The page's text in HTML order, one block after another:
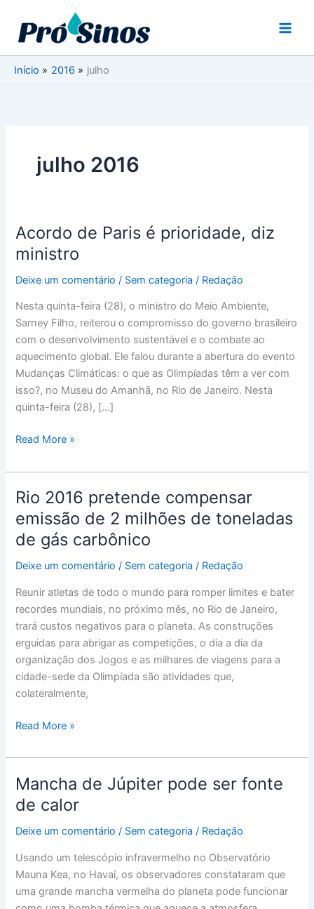
conteúdo
Início
2016 julho
julho 2016
Acordo de Paris é prioridade, diz
ministro
Deixe um comentário / Sem categoria / Redação
Nesta quinta-feira (28), o ministro do Meio Ambiente,
Sarney Filho, reiterou o compromisso do governo brasileiro
com o desenvolvimento sustentável e o combate ao
aquecimento global. Ele falou durante a abertura do evento
Mudanças Climáticas: o que as Olimpíadas têm a ver com
isso?, no Museu do Amanhã, no Rio de Janeiro. Nesta
quinta-feira (28), […]
Acordo
Paris
é
ministro
Read More »
Rio 2016 pretende compensar
emissão de 2 milhões de toneladas
de gás carbônico
Deixe um comentário / Sem categoria / Redação
Reunir atletas de todo o mundo para romper limites e bater
recordes mundiais, no próximo mês, no Rio de Janeiro,
trará custos negativos para o planeta. As construções
erguidas para abrigar as competições, o dia a dia da
organização dos Jogos e as milhares de viagens para a
cidade-sede da Olimpíada são atividades que,
colateralmente,
Rio
pretende
compensar
emissão
2
milhões
de
toneladas
de
gás
carbônico
Read More »
Mancha de Júpiter pode ser fonte
de calor
Deixe um comentário / Sem categoria / Redação
Usando um telescópio infravermelho no Observatório
Mauna Kea, no Havaí, os observadores constataram que
uma grande mancha vermelha do planeta pode funcionar
Mancha
de
Júpiter
pode
fonte
de
calor